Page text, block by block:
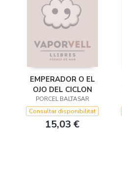
EMPERADOR O EL
OJO DEL CICLON
PORCEL BALTASAR
Consultar disponibilitat
15,03 €